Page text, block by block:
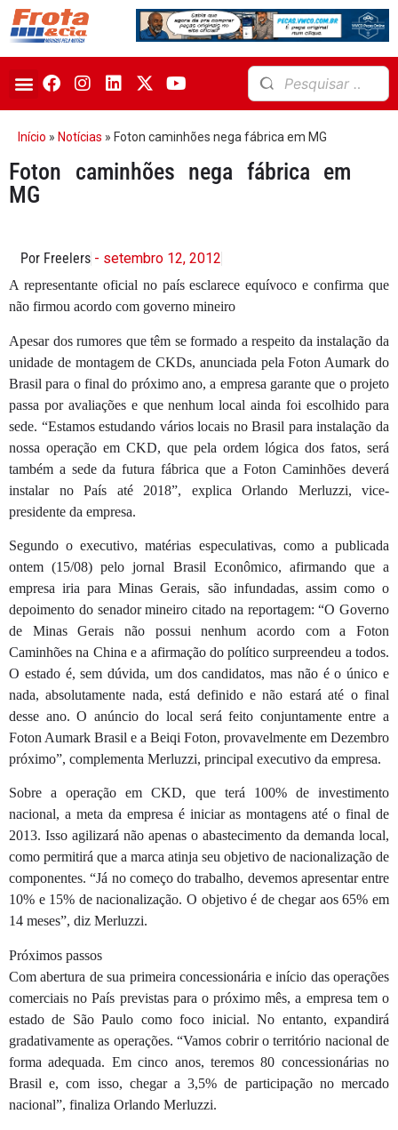
Início » Notícias » Foton caminhões nega fábrica em MG
Foton caminhões nega fábrica em
MG
Por Freelers - setembro 12, 2012
A representante oficial no país esclarece equívoco e confirma que
não firmou acordo com governo mineiro
Apesar dos rumores que têm se formado a respeito da instalação da
unidade de montagem de CKDs, anunciada pela Foton Aumark do
Brasil para o final do próximo ano, a empresa garante que o projeto
passa por avaliações e que nenhum local ainda foi escolhido para
sede. “Estamos estudando vários locais no Brasil para instalação da
nossa operação em CKD, que pela ordem lógica dos fatos, será
também a sede da futura fábrica que a Foton Caminhões deverá
instalar no País até 2018”, explica Orlando Merluzzi, vice-
presidente da empresa.
Segundo o executivo, matérias especulativas, como a publicada
ontem (15/08) pelo jornal Brasil Econômico, afirmando que a
empresa iria para Minas Gerais, são infundadas, assim como o
depoimento do senador mineiro citado na reportagem: “O Governo
de Minas Gerais não possui nenhum acordo com a Foton
Caminhões na China e a afirmação do político surpreendeu a todos.
O estado é, sem dúvida, um dos candidatos, mas não é o único e
nada, absolutamente nada, está definido e não estará até o final
desse ano. O anúncio do local será feito conjuntamente entre a
Foton Aumark Brasil e a Beiqi Foton, provavelmente em Dezembro
próximo”, complementa Merluzzi, principal executivo da empresa.
Sobre a operação em CKD, que terá 100% de investimento
nacional, a meta da empresa é iniciar as montagens até o final de
2013. Isso agilizará não apenas o abastecimento da demanda local,
como permitirá que a marca atinja seu objetivo de nacionalização de
componentes. “Já no começo do trabalho, devemos apresentar entre
10% e 15% de nacionalização. O objetivo é de chegar aos 65% em
14 meses”, diz Merluzzi.
Próximos passos
Com abertura de sua primeira concessionária e início das operações
comerciais no País previstas para o próximo mês, a empresa tem o
estado de São Paulo como foco inicial. No entanto, expandirá
gradativamente as operações. “Vamos cobrir o território nacional de
forma adequada. Em cinco anos, teremos 80 concessionárias no
Brasil e, com isso, chegar a 3,5% de participação no mercado
nacional”, finaliza Orlando Merluzzi.